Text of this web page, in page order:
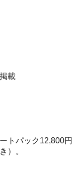
載
トパック12,800円
）。